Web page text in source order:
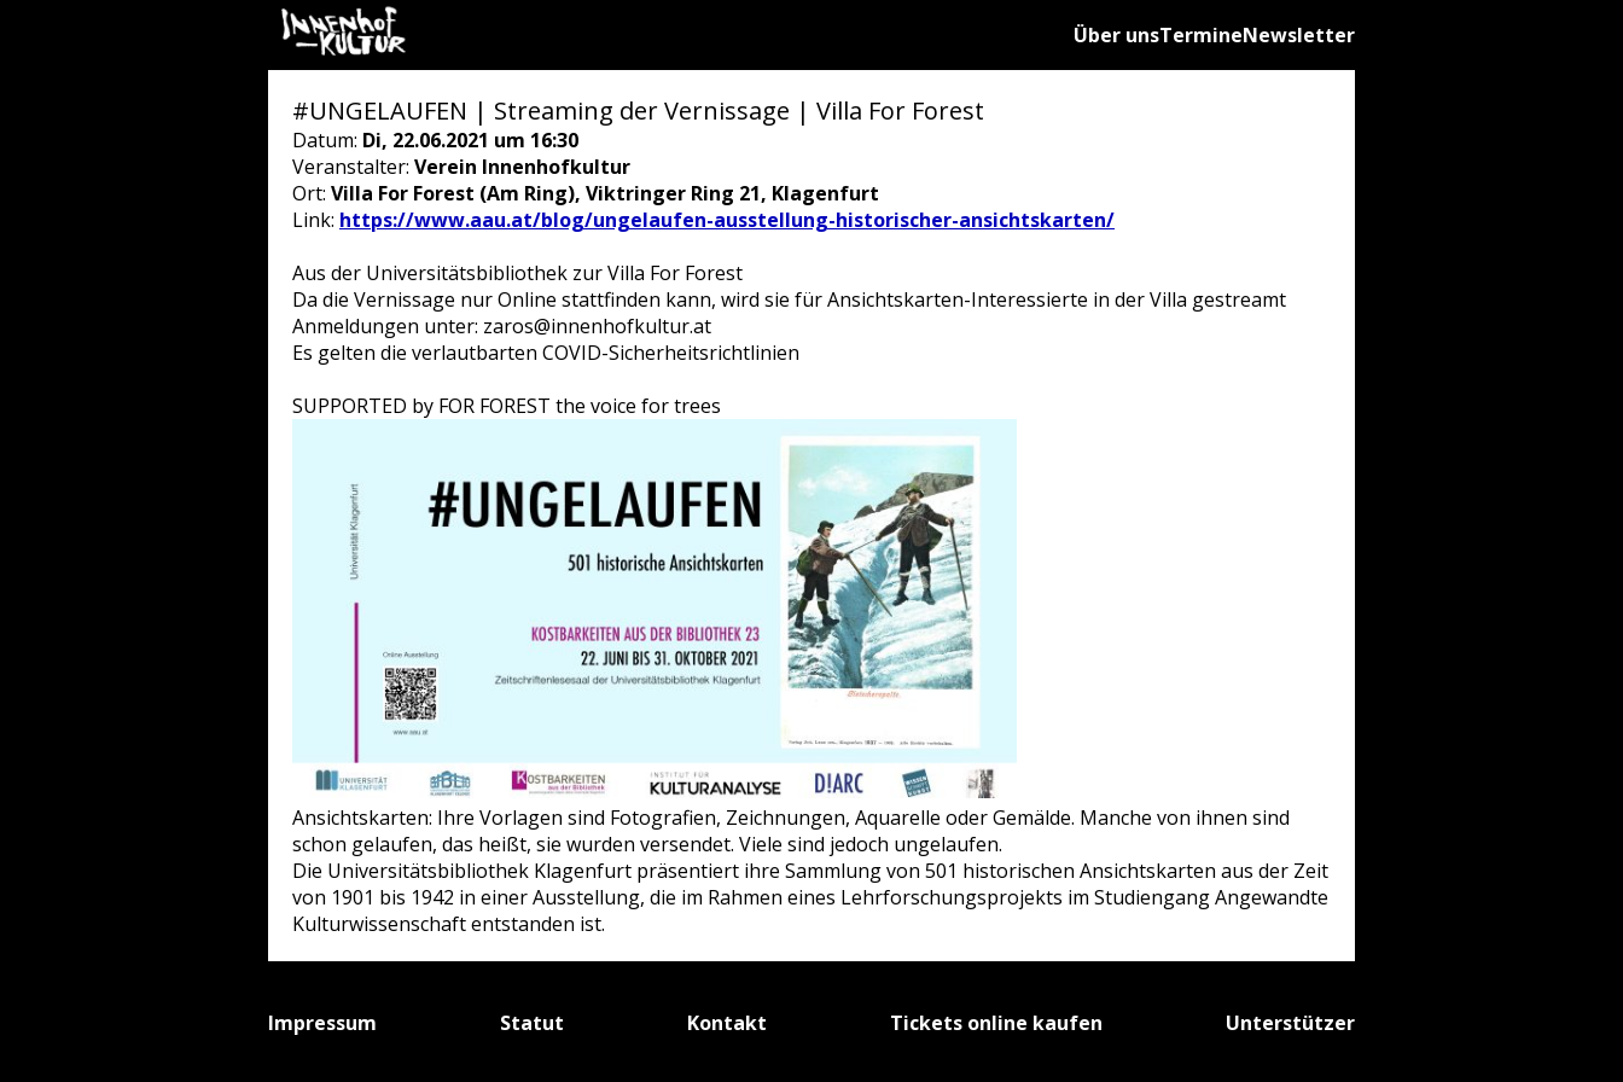
Über unsTermineNewsletter
#UNGELAUFEN | Streaming der Vernissage | Villa For Forest
Datum: Di, 22.06.2021 um 16:30
Veranstalter: Verein Innenhofkultur
Ort: Villa For Forest (Am Ring), Viktringer Ring 21, Klagenfurt
Link: https://www.aau.at/blog/ungelaufen-ausstellung-historischer-ansichtskarten/
Aus der Universitätsbibliothek zur Villa For Forest
Da die Vernissage nur Online stattfinden kann, wird sie für Ansichtskarten-Interessierte in der Villa gestreamt
Anmeldungen unter: zaros@innenhofkultur.at
Es gelten die verlautbarten COVID-Sicherheitsrichtlinien
SUPPORTED by FOR FOREST the voice for trees
Ansichtskarten: Ihre Vorlagen sind Fotografien, Zeichnungen, Aquarelle oder Gemälde. Manche von ihnen sind
schon gelaufen, das heißt, sie wurden versendet. Viele sind jedoch ungelaufen.
Die Universitätsbibliothek Klagenfurt präsentiert ihre Sammlung von 501 historischen Ansichtskarten aus der Zeit
von 1901 bis 1942 in einer Ausstellung, die im Rahmen eines Lehrforschungsprojekts im Studiengang Angewandte
Kulturwissenschaft entstanden ist.
Impressum Statut Kontakt Tickets online kaufen Unterstützer